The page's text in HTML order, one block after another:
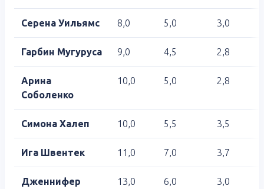
Серена Уильямс 8,0 5,0 3,0
Гарбин Мугуруса 9,0 4,5 2,8
Арина
Соболенко
10,0 5,0 2,8
Симона Халеп 10,0 5,5 3,5
Ига Швентек 11,0 7,0 3,7
Дженнифер
13,0 6,0 3,0